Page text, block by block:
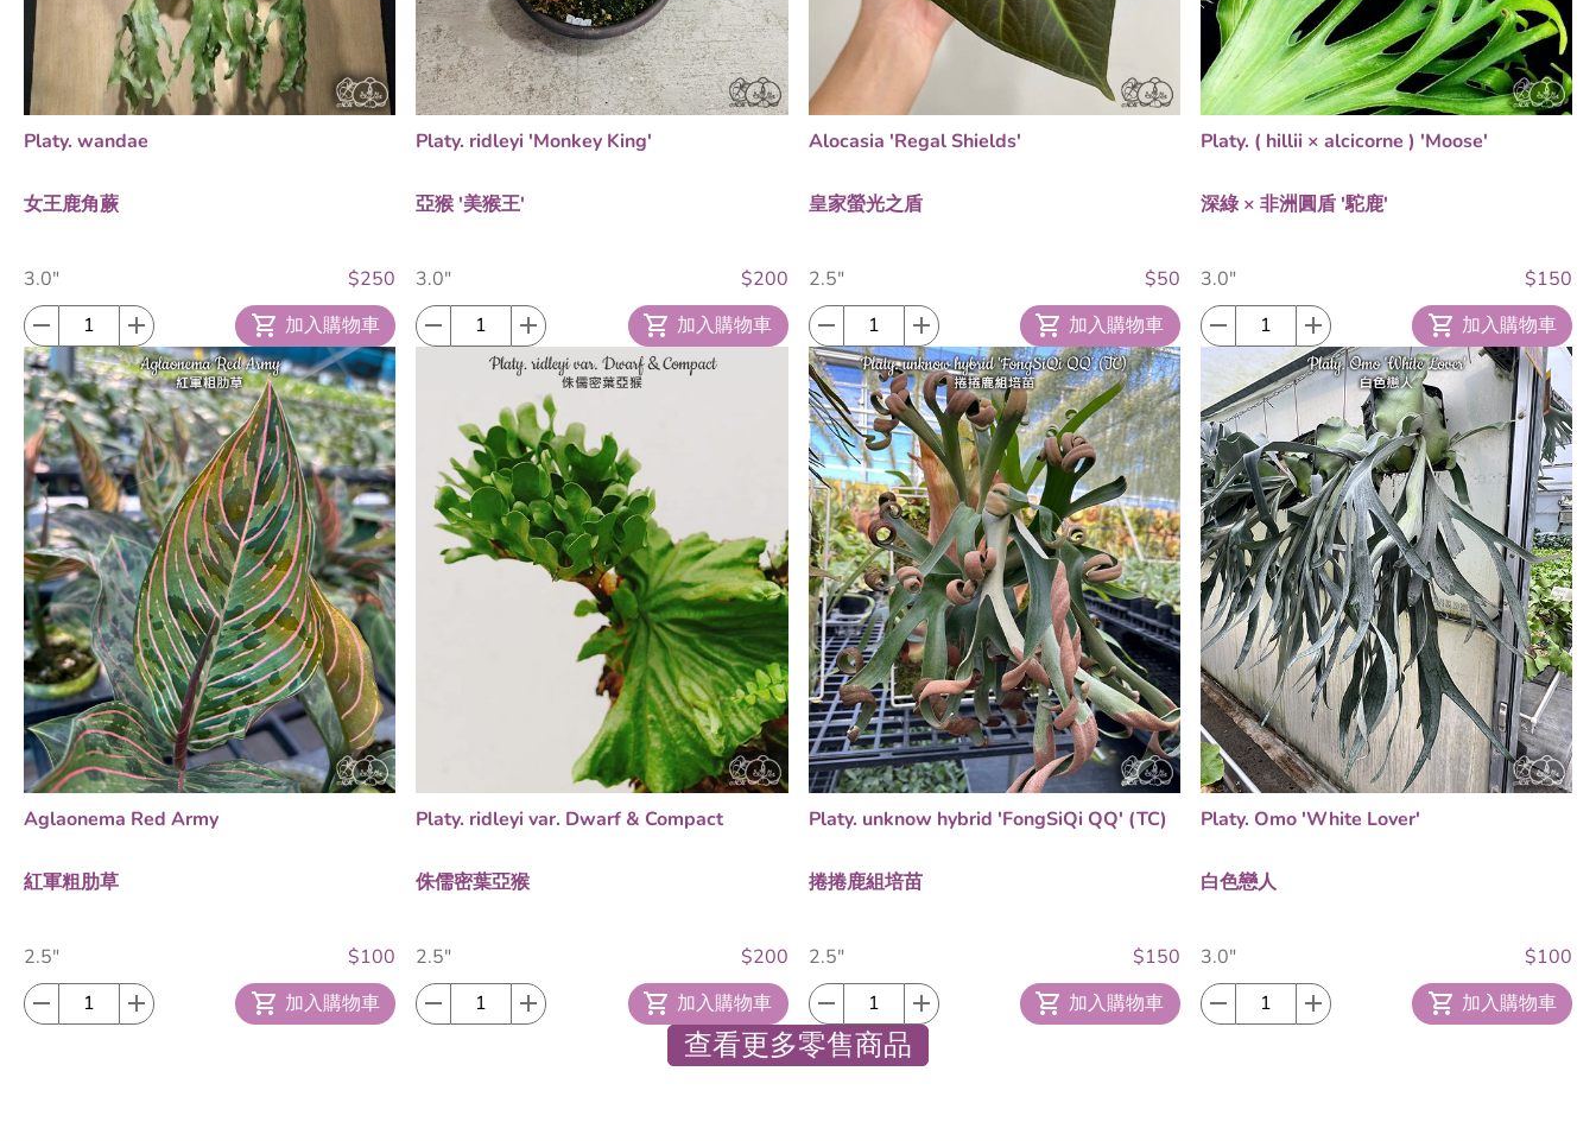
Platy. wandae
女王鹿角蕨
3.0"
$250
加入購物車
Platy. ridleyi 'Monkey King'
亞猴 '美猴王'
3.0"
$200
加入購物車
Alocasia 'Regal Shields'
皇家螢光之盾
2.5"
$50
加入購物車
Platy. ( hillii × alcicorne ) 'Moose'
深綠 × 非洲圓盾 '駝鹿'
3.0"
$150
加入購物車
Aglaonema Red Army
紅軍粗肋草
2.5"
$100
加入購物車
Platy. ridleyi var. Dwarf & Compact
侏儒密葉亞猴
2.5"
$200
加入購物車
Platy. unknow hybrid 'FongSiQi QQ' (TC)
捲捲鹿組培苗
2.5"
$150
加入購物車
Platy. Omo 'White Lover'
白色戀人
3.0"
$100
加入購物車
查看更多零售商品